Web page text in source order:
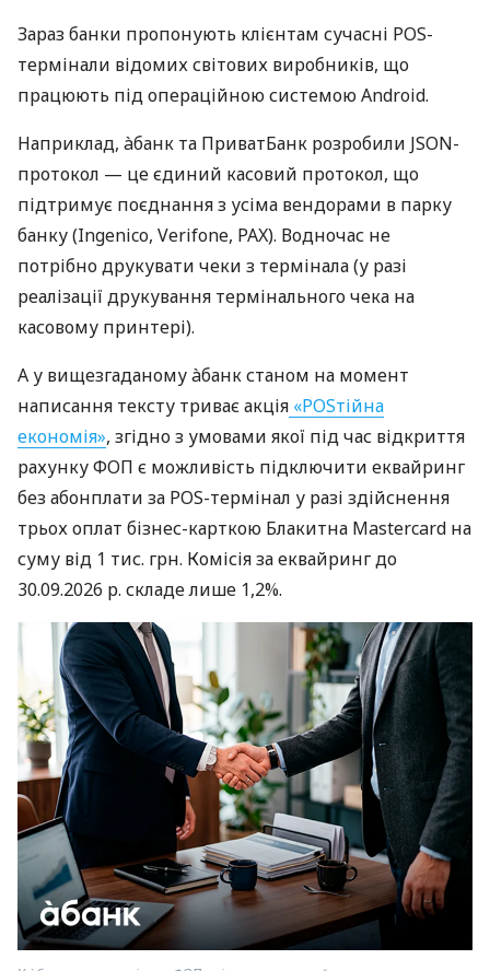
Зараз банки пропонують клієнтам сучасні POS-
термінали відомих світових виробників, що
працюють під операційною системою Android.
Наприклад, àбанк та ПриватБанк розробили JSON-
протокол — це єдиний касовий протокол, що
підтримує поєднання з усіма вендорами в парку
банку (Ingenico, Verifone, PAX). Водночас не
потрібно друкувати чеки з термінала (у разі
реалізації друкування термінального чека на
касовому принтері).
А у вищезгаданому àбанк станом на момент
написання тексту триває акція «POSтійна
економія», згідно з умовами якої під час відкриття
рахунку ФОП є можливість підключити еквайринг
без абонплати за POS-термінал у разі здійснення
трьох оплат бізнес-карткою Блакитна Mastercard на
суму від 1 тис. грн. Комісія за еквайринг до
30.09.2026 р. складе лише 1,2%.